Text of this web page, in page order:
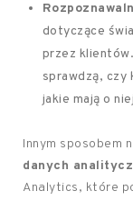
dotyczące
przez
sprawdzą, czy
jakie mają o
Innym sposobem
danych
Analytics, które